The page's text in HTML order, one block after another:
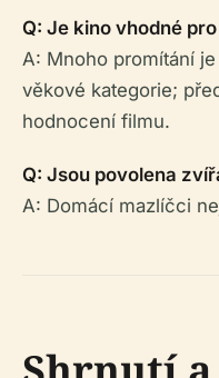
Q: Je kino vhodné
A: Mnoho promítání
věkové kategorie;
hodnocení filmu.
Q: Jsou povolena
A: Domácí mazlíčci